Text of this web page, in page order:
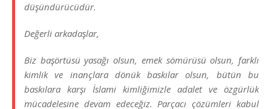
düşündürücüdür.
Değerli arkadaşlar,
Biz başörtüsü yasağı olsun, emek sömürüsü olsun, farklı
kimlik ve inançlara dönük baskılar olsun, bütün bu
baskılara karşı İslami kimliğimizle adalet ve özgürlük
mücadelesine devam edeceğiz. Parçacı çözümleri kabul